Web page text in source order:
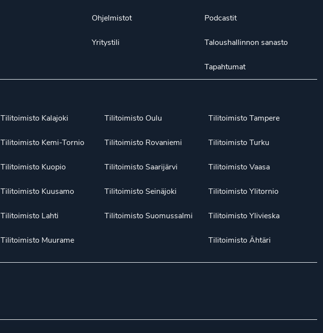
Ohjelmistot
Yritystili
Podcastit
Taloushallinnon sanasto
Tapahtumat
Tilitoimisto Kalajoki
Tilitoimisto Kemi-Tornio
Tilitoimisto Kuopio
Tilitoimisto Kuusamo
Tilitoimisto Lahti
Tilitoimisto Muurame
Tilitoimisto Oulu
Tilitoimisto Rovaniemi
Tilitoimisto Saarijärvi
Tilitoimisto Seinäjoki
Tilitoimisto Suomussalmi
Tilitoimisto Tampere
Tilitoimisto Turku
Tilitoimisto Vaasa
Tilitoimisto Ylitornio
Tilitoimisto Ylivieska
Tilitoimisto Ähtäri